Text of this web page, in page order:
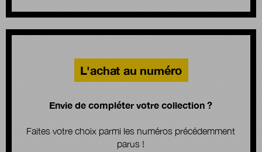
L'achat au numéro
Envie de compléter votre collection ?
Faites votre choix parmi les numéros précédemment
parus !